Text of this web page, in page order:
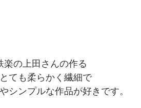
楽の上田さんの作る
ても柔らかく繊細で
シンプルな作品が好きです。